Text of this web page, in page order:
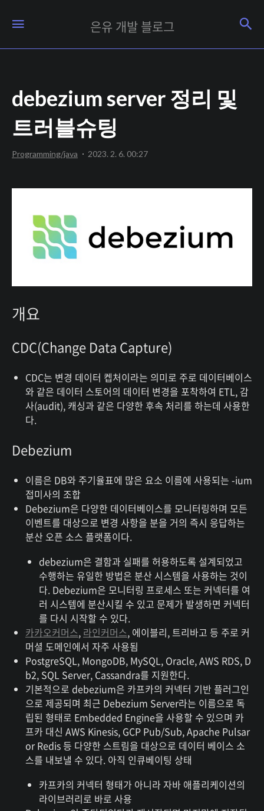
유
개
블
은유 개발 블로그
debezium server 정리 및
트러블슈팅
Programming/java 2023. 2. 6. 00:27
개요
CDC(Change Data Capture)
CDC는 변경 데이터 켑처이라는 의미로 주로 데이터베이스
와 같은 데이터 스토어의 데이터 변경을 포착하여 ETL, 감
사(audit), 캐싱과 같은 다양한 후속 처리를 하는데 사용한
다.
Debezium
이름은 DB와 주기율표에 많은 요소 이름에 사용되는 -ium
접미사의 조합
Debezium은 다양한 데이터베이스를 모니터링하며 모든
이벤트를 대상으로 변경 사항을 분을 거의 즉시 응답하는
분산 오픈 소스 플랫폼이다.
debezium은 결함과 실패를 허용하도록 설계되었고
수행하는 유일한 방법은 분산 시스템을 사용하는 것이
다. Debezium은 모니터링 프로세스 또는 커넥터를 여
러 시스템에 분산시킬 수 있고 문제가 발생하면 커넥터
를 다시 시작할 수 있다.
카카오커머스, 라인커머스, 에이블리, 트리바고 등 주로 커
머셜 도메인에서 자주 사용됨
PostgreSQL, MongoDB, MySQL, Oracle, AWS RDS, D
b2, SQL Server, Cassandra를 지원한다.
기본적으로 debezium은 카프카의 커넥터 기반 플러그인
으로 제공되며 최근 Debezium Server라는 이름으로 독
립된 형태로 Embedded Engine을 사용할 수 있으며 카
프카 대신 AWS Kinesis, GCP Pub/Sub, Apache Pulsar
or Redis 등 다양한 스트림을 대상으로 데이터 베이스 소
스를 내보낼 수 있다. 아직 인큐베이팅 상태
카프카의 커넥터 형태가 아니라 자바 애플리케이션의
라이브러리로 바로 사용